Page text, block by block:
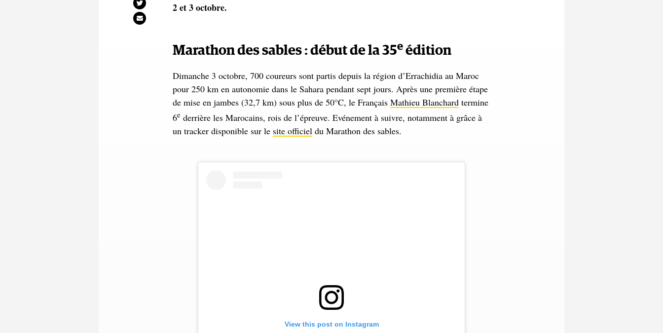
2 et 3 octobre.
Marathon des sables : début de la 35e édition
Dimanche 3 octobre, 700 coureurs sont partis depuis la région d’Errachidia au Maroc
pour 250 km en autonomie dans le Sahara pendant sept jours. Après une première étape
de mise en jambes (32,7 km) sous plus de 50°C, le Français Mathieu Blanchard termine
6e derrière les Marocains, rois de l’épreuve. Evénement à suivre, notamment à grâce à
un tracker disponible sur le site officiel du Marathon des sables.
View this post on Instagram